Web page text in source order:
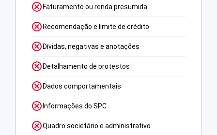
Faturamento ou renda presumida
Recomendação e limite de crédito
Dívidas, negativas e anotações
Detalhamento de protestos
Dados comportamentais
Informações do SPC
Quadro societário e administrativo